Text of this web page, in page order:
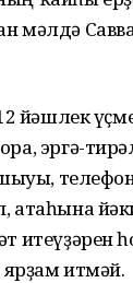
мәлдә
йәшлек
эргә-
итеүҙәрен
итмәй.